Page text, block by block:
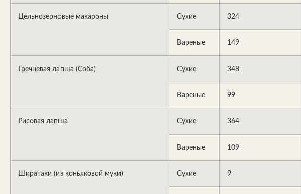
Цельнозерновые макароны Сухие 324
Вареные 149
Гречневая лапша (Соба) Сухие 348
Вареные 99
Рисовая лапша Сухие 364
Вареные 109
Ширатаки (из коньяковой муки) Сухие 9